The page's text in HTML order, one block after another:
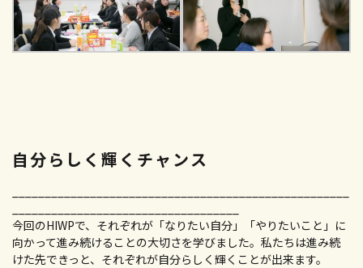
自分らしく輝くチャンス
今回のHIWPで、それぞれが「なりたい自分」「やりたいこと」に
向かって進み続けることの大切さを学びました。私たちは進み続
けた先できっと、それぞれが自分らしく輝くことが出来ます。